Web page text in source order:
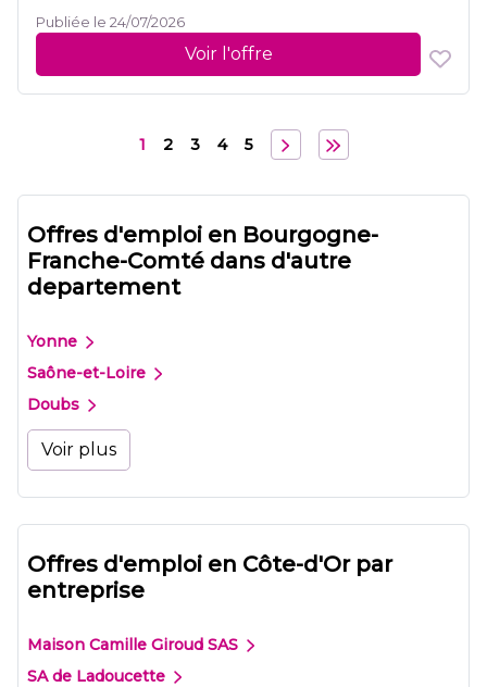
Publiée le 24/07/2026
Voir l'offre
1 2 3 4 5
Offres d'emploi en Bourgogne-
Franche-Comté dans d'autre
departement
Yonne
Saône-et-Loire
Doubs
Voir plus
Offres d'emploi en Côte-d'Or par
entreprise
Maison Camille Giroud SAS
SA de Ladoucette